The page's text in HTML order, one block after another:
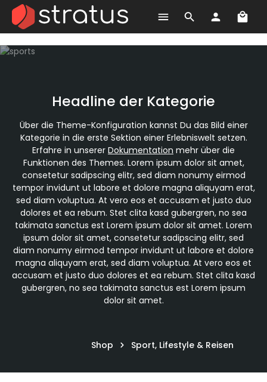
Zum Hauptinhalt springen
Headline der Kategorie
Über die Theme-Konfiguration kannst Du das Bild einer
Kategorie in die erste Sektion einer Erlebniswelt setzen.
Erfahre in unserer Dokumentation mehr über die
Funktionen des Themes. Lorem ipsum dolor sit amet,
consetetur sadipscing elitr, sed diam nonumy eirmod
tempor invidunt ut labore et dolore magna aliquyam erat,
sed diam voluptua. At vero eos et accusam et justo duo
dolores et ea rebum. Stet clita kasd gubergren, no sea
takimata sanctus est Lorem ipsum dolor sit amet. Lorem
ipsum dolor sit amet, consetetur sadipscing elitr, sed
diam nonumy eirmod tempor invidunt ut labore et dolore
magna aliquyam erat, sed diam voluptua. At vero eos et
accusam et justo duo dolores et ea rebum. Stet clita kasd
gubergren, no sea takimata sanctus est Lorem ipsum
dolor sit amet.
Shop Sport, Lifestyle & Reisen